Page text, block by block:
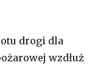
drogi dla
wzdłuż